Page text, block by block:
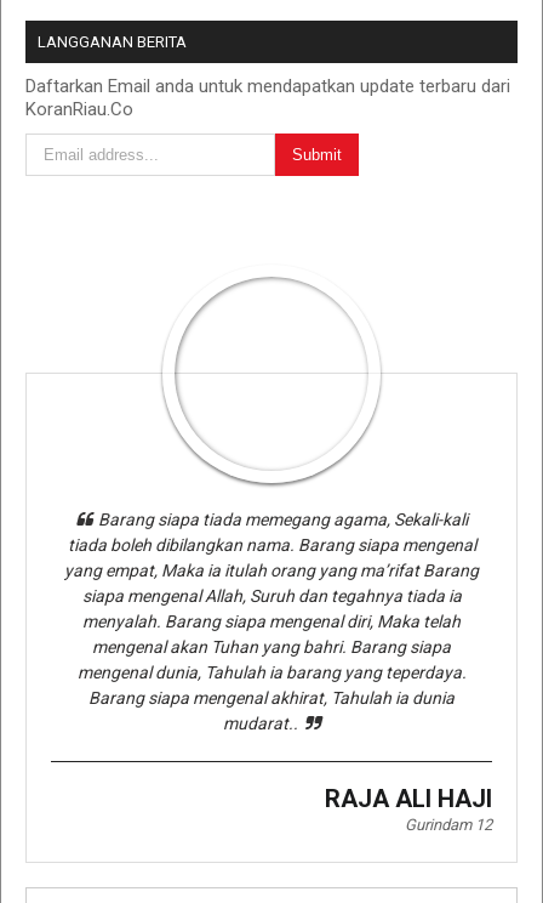
LANGGANAN BERITA
Daftarkan Email anda untuk mendapatkan update terbaru dari
KoranRiau.Co
Barang siapa tiada memegang agama, Sekali-kali
tiada boleh dibilangkan nama. Barang siapa mengenal
yang empat, Maka ia itulah orang yang ma’rifat Barang
siapa mengenal Allah, Suruh dan tegahnya tiada ia
menyalah. Barang siapa mengenal diri, Maka telah
mengenal akan Tuhan yang bahri. Barang siapa
mengenal dunia, Tahulah ia barang yang teperdaya.
Barang siapa mengenal akhirat, Tahulah ia dunia
mudarat..
RAJA ALI HAJI
Gurindam 12